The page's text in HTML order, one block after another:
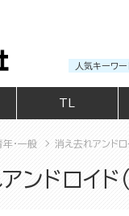
人気キーワー
年・一般 消え去れアンドロ
ンドロイド